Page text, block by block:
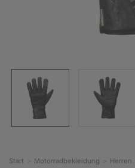
Start Motorradbekleidung Herren